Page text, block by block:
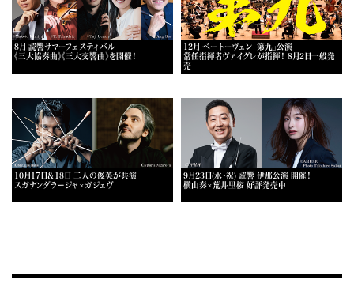
8月 読響サマーフェスティバル
《三大協奏曲》《三大交響曲》を開催！
12月 ベートーヴェン「第九」公演
常任指揮者ヴァイグレが指揮！ 8月2日一般発
売
10月17日＆18日 二人の俊英が共演
スガナンダラージャ×ガジェヴ
9月23日(水・祝) 読響 伊那公演 開催！
横山奏×荒井里桜 好評発売中